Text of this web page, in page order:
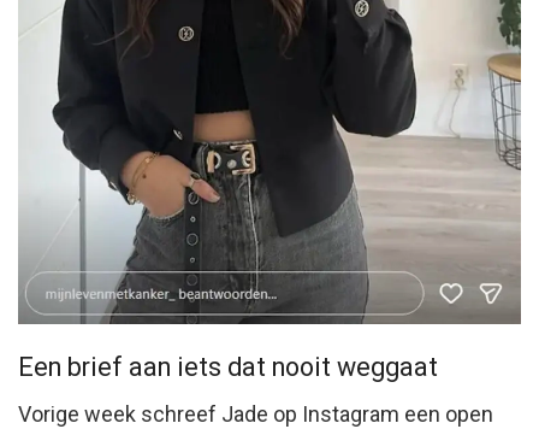
Een brief aan iets dat nooit weggaat
Vorige week schreef Jade op Instagram een open